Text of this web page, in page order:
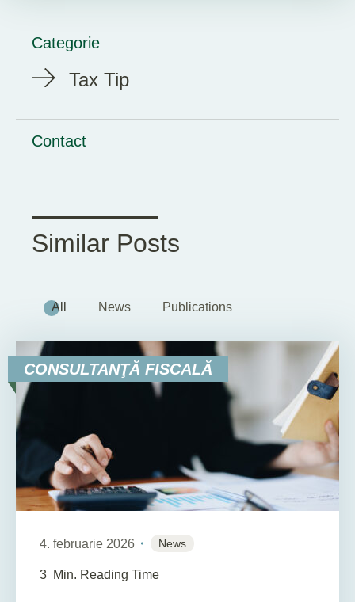
Categorie
Tax Tip
Contact
Similar Posts
All News Publications
CONSULTANŢĂ FISCALĂ
4. februarie 2026 News
3 Min. Reading Time